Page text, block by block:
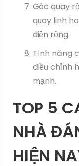
Góc quay
quay linh
diện rộng.
Tính năng
điều chỉnh
mạnh.
TOP 5
NHÀ
HIỆN